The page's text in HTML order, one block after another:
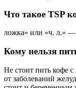
Что такое TSP
ложка» или «ч. л.» —
Кому нельзя
Не стоит пить кофе
от заболеваний